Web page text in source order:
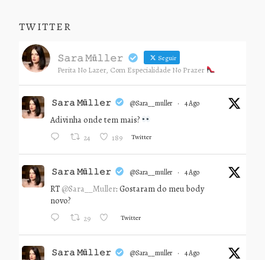
TWITTER
𝚂𝚊𝚛𝚊 𝙼ü𝚕𝚕𝚎𝚛 Seguir
Perita No Lazer, Com Especialidade No Prazer
𝚂𝚊𝚛𝚊 𝙼ü𝚕𝚕𝚎𝚛 @sara__muller · 4 Ago
Adivinha onde tem mais?
24 189 Twitter
𝚂𝚊𝚛𝚊 𝙼ü𝚕𝚕𝚎𝚛 @sara__muller · 4 Ago
RT @Sara__Muller: Gostaram do meu body
novo?
29 Twitter
𝚂𝚊𝚛𝚊 𝙼ü𝚕𝚕𝚎𝚛 @sara__muller · 4 Ago